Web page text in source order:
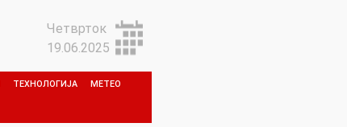
Четврток
19.06.2025
ТЕХНОЛОГИЈА МЕТЕО